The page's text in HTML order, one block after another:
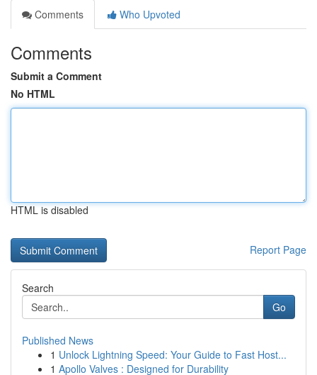
Comments
Who Upvoted
Comments
Submit a Comment
No HTML
HTML is disabled
Report Page
Search
Go
Published News
1 Unlock Lightning Speed: Your Guide to Fast Host...
1 Apollo Valves : Designed for Durability